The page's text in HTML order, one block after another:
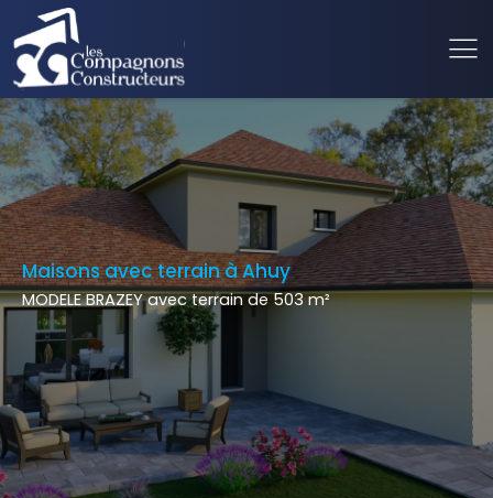
Maisons avec terrain à Ahuy
MODELE BRAZEY avec terrain de 503 m²